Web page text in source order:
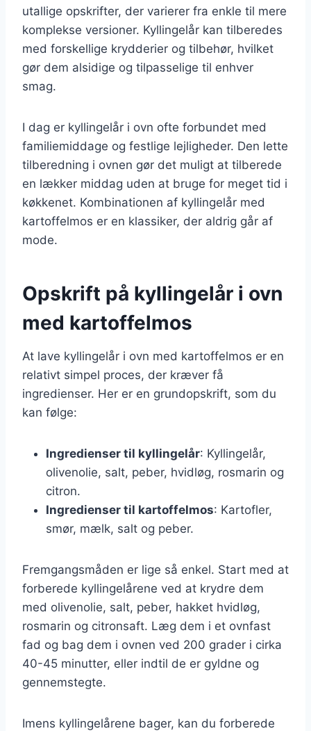
utallige opskrifter, der varierer fra enkle til mere
komplekse versioner. Kyllingelår kan tilberedes
med forskellige krydderier og tilbehør, hvilket
gør dem alsidige og tilpasselige til enhver
smag.
I dag er kyllingelår i ovn ofte forbundet med
familiemiddage og festlige lejligheder. Den lette
tilberedning i ovnen gør det muligt at tilberede
en lækker middag uden at bruge for meget tid i
køkkenet. Kombinationen af kyllingelår med
kartoffelmos er en klassiker, der aldrig går af
mode.
Opskrift på kyllingelår i ovn
med kartoffelmos
At lave kyllingelår i ovn med kartoffelmos er en
relativt simpel proces, der kræver få
ingredienser. Her er en grundopskrift, som du
kan følge:
Ingredienser til kyllingelår: Kyllingelår,
olivenolie, salt, peber, hvidløg, rosmarin og
citron.
Ingredienser til kartoffelmos: Kartofler,
smør, mælk, salt og peber.
Fremgangsmåden er lige så enkel. Start med at
forberede kyllingelårene ved at krydre dem
med olivenolie, salt, peber, hakket hvidløg,
rosmarin og citronsaft. Læg dem i et ovnfast
fad og bag dem i ovnen ved 200 grader i cirka
40-45 minutter, eller indtil de er gyldne og
gennemstegte.
Imens kyllingelårene bager, kan du forberede